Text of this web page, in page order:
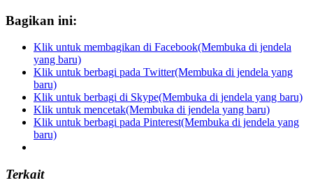
Bagikan ini:
Klik untuk membagikan di Facebook(Membuka di jendela
yang baru)
Klik untuk berbagi pada Twitter(Membuka di jendela yang
baru)
Klik untuk berbagi di Skype(Membuka di jendela yang baru)
Klik untuk mencetak(Membuka di jendela yang baru)
Klik untuk berbagi pada Pinterest(Membuka di jendela yang
baru)
Terkait